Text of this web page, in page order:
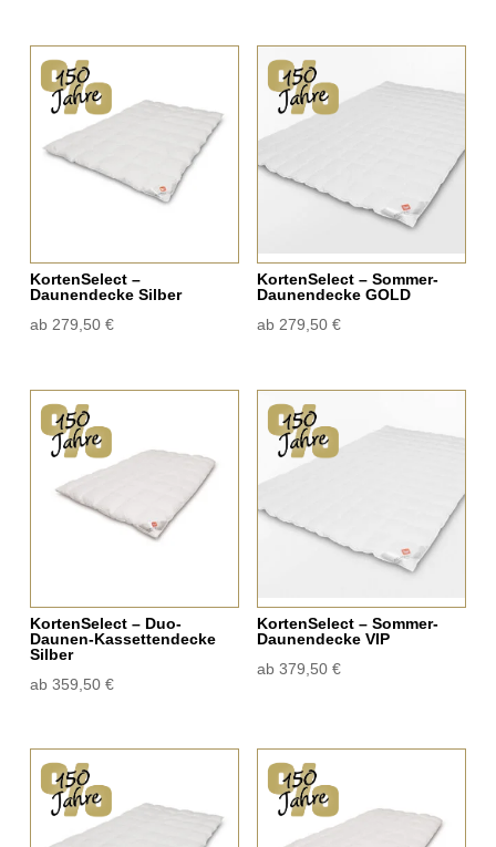
KortenSelect –
Daunendecke Silber
ab279,50€
KortenSelect – Sommer-
Daunendecke GOLD
ab 279,50 €
KortenSelect – Duo-
Daunen-Kassettendecke
Silber
ab359,50€
KortenSelect – Sommer-
Daunendecke VIP
ab 379,50 €